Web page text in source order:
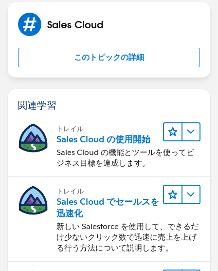
between-whoid-and-whatid/
Sales Cloud
このトピックの詳細
関連学習
トレイル
Sales Cloud の使用開始
Sales Cloud の機能とツールを使ってビ
ジネス目標を達成します。
トレイル
Sales Cloud でセールスを
迅速化
新しい Salesforce を使用して、できるだ
け少ないクリック数で迅速に売上を上げ
る行う方法について説明します。